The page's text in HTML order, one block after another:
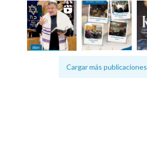
Cargar más publicaciones